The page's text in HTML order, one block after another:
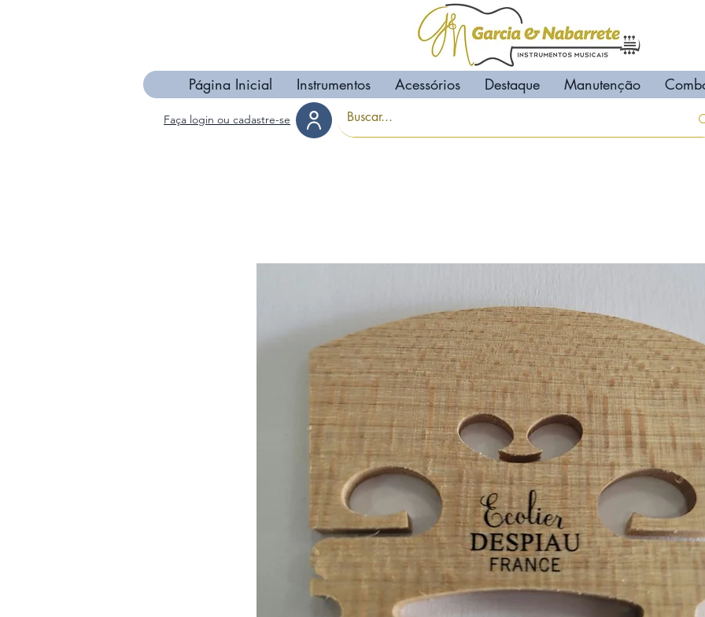
Página Inicial Instrumentos Acessórios Destaque Manutenção
Faça login ou cadastre-se